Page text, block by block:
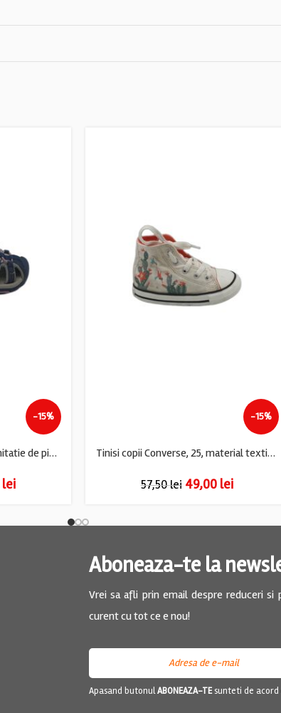
-15%
Sandale copii Richter, 25, imitatie de piele, albastru
lei
-15%
Tinisi copii Converse, 25, material textil, alb
57,50lei 49,00 lei
Aboneaza-te la
Vrei sa afli prin email despre reduceri
curent cu tot ce e nou!
Apasand butonulABONEAZA-TEsunteti de acord